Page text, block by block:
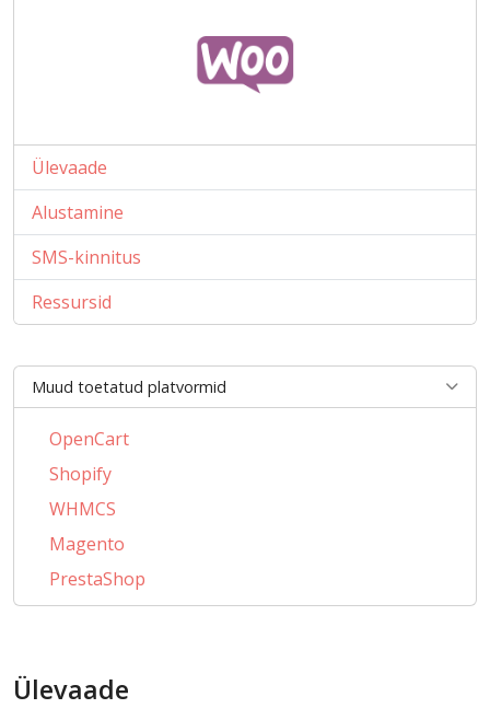
Ülevaade
Alustamine
SMS-kinnitus
Ressursid
Muud toetatud platvormid
OpenCart
Shopify
WHMCS
Magento
PrestaShop
BigCommerce
CubeCart
Ülevaade